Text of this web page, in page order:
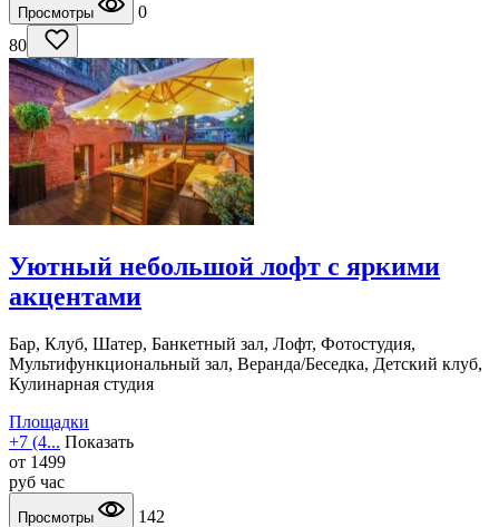
Просмотры
0
80
Уютный небольшой лофт с яркими
акцентами
Бар, Клуб, Шатер, Банкетный зал, Лофт, Фотостудия,
Мультифункциональный зал, Веранда/Беседка, Детский клуб,
Кулинарная студия
Площадки
+7 (4... Показать
от 1499
руб час
Просмотры
142